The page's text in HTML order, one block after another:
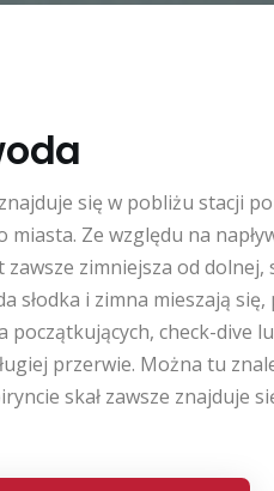
się w pobliżu stacji
miasta. Ze względu na
zimniejsza od dolnej,
słodka i zimna mieszają
początkujących, check-dive
przerwie. Można tu
skał zawsze znajduje